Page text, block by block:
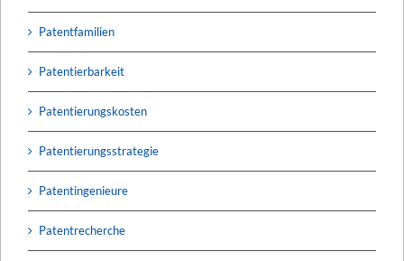
Patentfamilien
Patentierbarkeit
Patentierungskosten
Patentierungsstrategie
Patentingenieure
Patentrecherche